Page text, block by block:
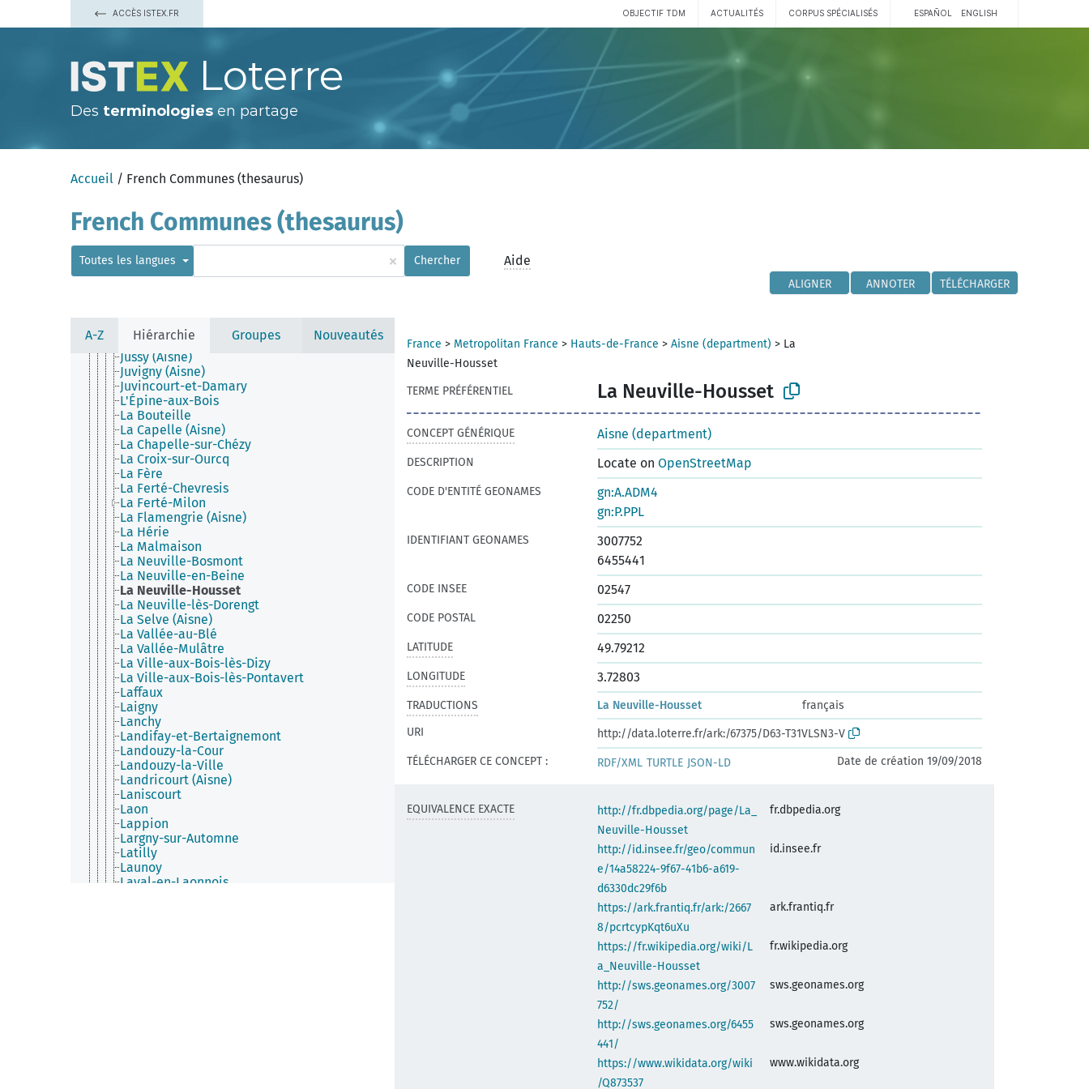
ACCÈS ISTEX.FR OBJECTIF TDM ACTUALITÉS CORPUS SPÉCIALISÉS ESPAÑOL ENGLISH
Loterre
Des terminologies en partage
Accueil / French Communes (thesaurus)
French Communes (thesaurus)
Toutes les langues × Chercher Aide
ALIGNER ANNOTER TÉLÉCHARGER
A-Z Hiérarchie Groupes Nouveautés
Harcigny
Hargicourt (Aisne)
Hary
Hautevesnes
Hauteville (Aisne)
Haution
Holnon
Houry
Iron
Itancourt
Jaulgonne
Jeancourt
Jumencourt
Jumigny
Jussy (Aisne)
Juvigny (Aisne)
Juvincourt-et-Damary
L'Épine-aux-Bois
La Bouteille
La Capelle (Aisne)
La Chapelle-sur-Chézy
La Croix-sur-Ourcq
La Fère
La Ferté-Chevresis
La Ferté-Milon
La Flamengrie (Aisne)
La Hérie
La Malmaison
La Neuville-Bosmont
La Neuville-en-Beine
La Neuville-Housset
La Neuville-lès-Dorengt
La Selve (Aisne)
La Vallée-au-Blé
La Vallée-Mulâtre
La Ville-aux-Bois-lès-Dizy
La Ville-aux-Bois-lès-Pontavert
Laffaux
Laigny
Lanchy
Landifay-et-Bertaignemont
Landouzy-la-Cour
Landouzy-la-Ville
Landricourt (Aisne)
Laniscourt
Laon
Lappion
Largny-sur-Automne
Latilly
Launoy
Laval-en-Laonnois
France > Metropolitan France > Hauts-de-France > Aisne (department) > La
Neuville-Housset
TERME PRÉFÉRENTIEL
La Neuville-Housset
CONCEPT GÉNÉRIQUE Aisne (department)
DESCRIPTION Locate on OpenStreetMap
CODE D'ENTITÉ GEONAMES
gn:A.ADM4
gn:P.PPL
IDENTIFIANT GEONAMES
3007752
6455441
CODE INSEE 02547
CODE POSTAL 02250
LATITUDE 49.79212
LONGITUDE 3.72803
TRADUCTIONS La Neuville-Housset
français
URI
http://data.loterre.fr/ark:/67375/D63-T31VLSN3-V
TÉLÉCHARGER CE CONCEPT :
RDF/XML TURTLE JSON-LD Date de création 19/09/2018
EQUIVALENCE EXACTE
http://fr.dbpedia.org/page/La_
Neuville-Housset
fr.dbpedia.org
http://id.insee.fr/geo/commun
e/14a58224-9f67-41b6-a619-
d6330dc29f6b
id.insee.fr
https://ark.frantiq.fr/ark:/2667
8/pcrtcypKqt6uXu
ark.frantiq.fr
https://fr.wikipedia.org/wiki/L
a_Neuville-Housset
fr.wikipedia.org
http://sws.geonames.org/3007
752/
sws.geonames.org
http://sws.geonames.org/6455
441/
sws.geonames.org
https://www.wikidata.org/wiki
/Q873537
www.wikidata.org